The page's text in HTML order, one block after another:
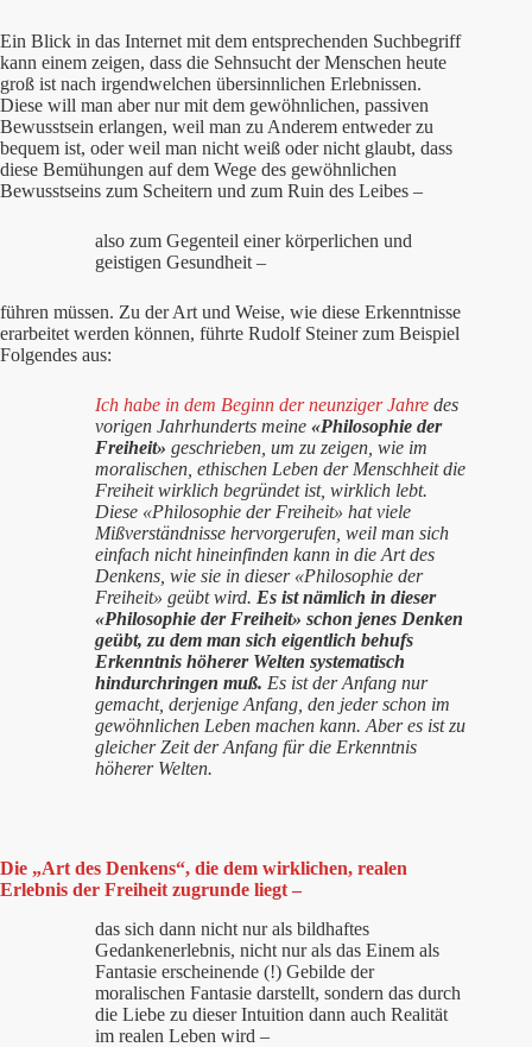
Ein Blick in das Internet mit dem entsprechenden Suchbegriff
kann einem zeigen, dass die Sehnsucht der Menschen heute
groß ist nach irgendwelchen übersinnlichen Erlebnissen.
Diese will man aber nur mit dem gewöhnlichen, passiven
Bewusstsein erlangen, weil man zu Anderem entweder zu
bequem ist, oder weil man nicht weiß oder nicht glaubt, dass
diese Bemühungen auf dem Wege des gewöhnlichen
Bewusstseins zum Scheitern und zum Ruin des Leibes –
also zum Gegenteil einer körperlichen und
geistigen Gesundheit –
führen müssen. Zu der Art und Weise, wie diese Erkenntnisse
erarbeitet werden können, führte Rudolf Steiner zum Beispiel
Folgendes aus:
Ich habe in dem Beginn der neunziger Jahre des
vorigen Jahrhunderts meine «Philosophie der
Freiheit» geschrieben, um zu zeigen, wie im
moralischen, ethischen Leben der Menschheit die
Freiheit wirklich begründet ist, wirklich lebt.
Diese «Philosophie der Freiheit» hat viele
Mißverständnisse hervorgerufen, weil man sich
einfach nicht hineinfinden kann in die Art des
Denkens, wie sie in dieser «Philosophie der
Freiheit» geübt wird. Es ist nämlich in dieser
«Philosophie der Freiheit» schon jenes Denken
geübt, zu dem man sich eigentlich behufs
Erkenntnis höherer Welten systematisch
hindurchringen muß. Es ist der Anfang nur
gemacht, derjenige Anfang, den jeder schon im
gewöhnlichen Leben machen kann. Aber es ist zu
gleicher Zeit der Anfang für die Erkenntnis
höherer Welten.
Die „Art des Denkens“, die dem wirklichen, realen
Erlebnis der Freiheit zugrunde liegt –
das sich dann nicht nur als bildhaftes
Gedankenerlebnis, nicht nur als das Einem als
Fantasie erscheinende (!) Gebilde der
moralischen Fantasie darstellt, sondern das durch
die Liebe zu dieser Intuition dann auch Realität
im realen Leben wird –